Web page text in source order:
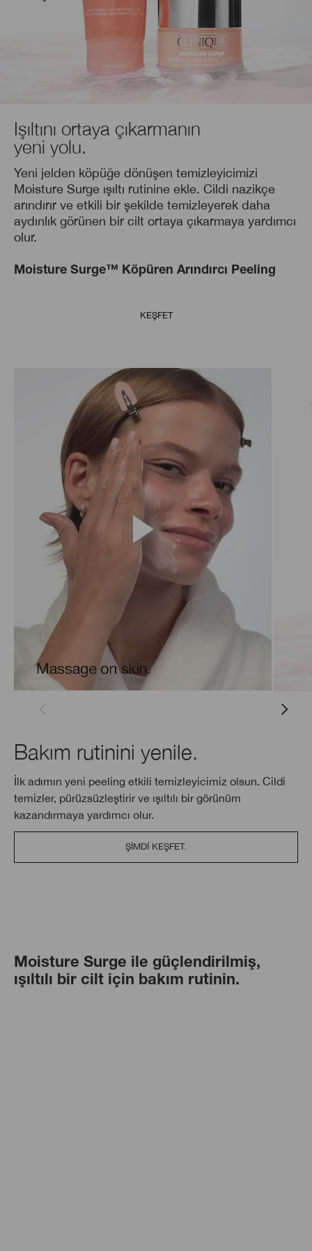
Işıltını ortaya çıkarmanın
yeni yolu.
Yeni jelden köpüğe dönüşen temizleyicimizi
Moisture Surge ışıltı rutinine ekle. Cildi nazikçe
arındırır ve etkili bir şekilde temizleyerek daha
aydınlık görünen bir cilt ortaya çıkarmaya yardımcı
olur.
Moisture Surge™ Köpüren Arındırcı Peeling
KEŞFET
Bakım rutinini yenile.
İlk adımın yeni peeling etkili temizleyicimiz olsun. Cildi
temizler, pürüzsüzleştirir ve ışıltılı bir görünüm
kazandırmaya yardımcı olur.
ŞIMDI KEŞFET.
Moisture Surge ile güçlendirilmiş,
ışıltılı bir cilt için bakım rutinin.